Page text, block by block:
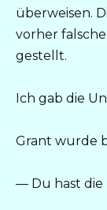
überweisen.
vorher
gestellt.
Ich gab die
Grant wurde
— Du hast die